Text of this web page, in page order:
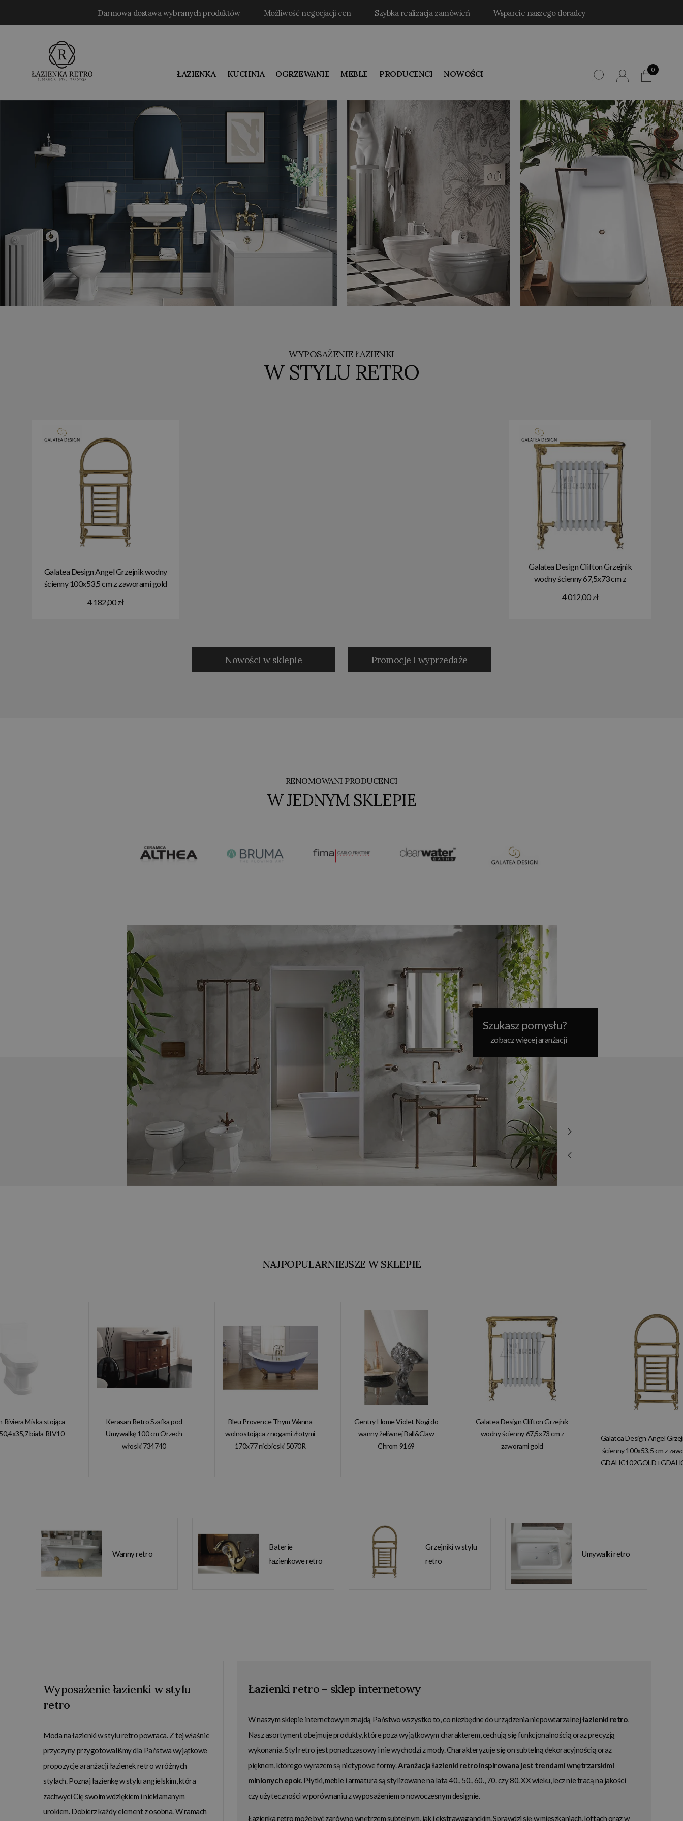
Darmowa dostawa wybranych produktów Możliwość negocjacji cen Szybka realizacja zamówień Wsparcie naszego doradcy
ŁAZIENKA KUCHNIA OGRZEWANIE MEBLE PRODUCENCI NOWOŚCI 0
WYPOSAŻENIE ŁAZIENKI
W STYLU RETRO
Galatea Design Angel Grzejnik wodny
ścienny 100x53,5 cm z zaworami gold
W MAGAZYNIE!!
4 182,00 zł
Galatea Design Clifton Grzejnik
wodny ścienny 67,5x73 cm z
GDAHC75GOLD W MAGAZYNIE!!
4 012,00 zł
Nowości w sklepie Promocje i wyprzedaże
RENOMOWANI PRODUCENCI
W JEDNYM SKLEPIE
Szukasz pomysłu?
zobacz więcej aranżacji
NAJPOPULARNIEJSZE W SKLEPIE
Riviera Miska stojąca
biała RIV10
Kerasan Retro Szafka pod
Umywalkę 100 cm Orzech
włoski 734740
Bleu Provence Thym Wanna
wolnostojąca z nogami złotymi
170x77 niebieski 5070R
Gentry Home Violet Nogi do
wanny żeliwnej Ball&Claw
Chrom 9169
Galatea Design Clifton Grzejnik
wodny ścienny 67,5x73 cm z
zaworami gold
Galatea Design Angel
ścienny 100x53,5 cm z
Wanny retro
Baterie
łazienkowe retro
Grzejniki w stylu
retro
Umywalki retro
Wyposażenie łazienki w stylu
retro
Moda na łazienki w stylu retro powraca. Z tej właśnie
przyczyny przygotowaliśmy dla Państwa wyjątkowe
propozycje aranżacji łazienek retro w różnych
stylach. Poznaj łazienkę w stylu angielskim, która
zachwyci Cię swoim wdziękiem i niekłamanym
urokiem. Dobierz każdy element z osobna. W ramach
Łazienki retro – sklep internetowy
W naszym sklepie internetowym znajdą Państwo wszystko to, co niezbędne do urządzenia niepowtarzalnejłazienki retro.
Nasz asortyment obejmuje produkty, które poza wyjątkowym charakterem, cechują się funkcjonalnością oraz precyzją
wykonania. Styl retro jest ponadczasowy i nie wychodzi z mody. Charakteryzuje się on subtelną dekoracyjnością oraz
pięknem, którego wyrazem są nietypowe formy.Aranżacja łazienki retro inspirowana jest trendami wnętrzarskimi
minionych epok. Płytki, meble i armatura są stylizowane na lata 40., 50., 60., 70. czy 80. XX wieku, lecz nie tracą na jakości
czy użyteczności w porównaniu z wyposażeniem o nowoczesnym designie.
Łazienka retro może być zarówno wnętrzem subtelnym, jak i ekstrawaganckim. Sprawdzi się w mieszkaniach, loftach oraz w